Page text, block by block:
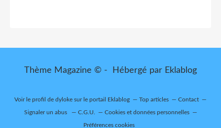
Thème Magazine © - Hébergé par Eklablog
Voir le profil de dyloke sur le portail Eklablog Top articles Contact
Signaler un abus C.G.U. Cookies et données personnelles
Préférences cookies